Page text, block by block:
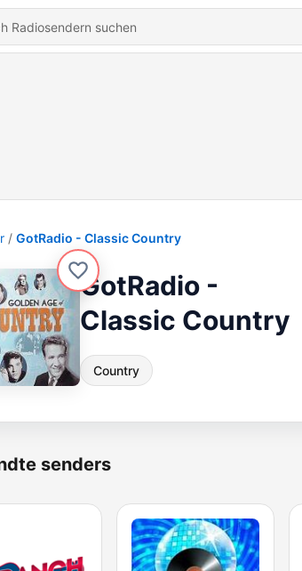
GotRadio - Classic Country
GotRadio -
Classic Country
Country
senders